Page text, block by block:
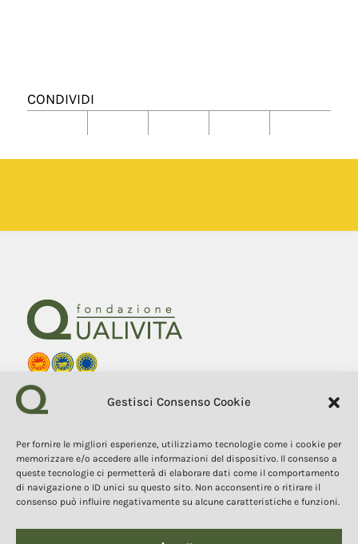
Gestisci Consenso Cookie
Per fornire le migliori esperienze, utilizziamo tecnologie come i cookie per
memorizzare e/o accedere alle informazioni del dispositivo. Il consenso a
queste tecnologie ci permetterà di elaborare dati come il comportamento
di navigazione o ID unici su questo sito. Non acconsentire o ritirare il
consenso può influire negativamente su alcune caratteristiche e funzioni.
CONDIVIDI
Fondazione Qualivita
Sede Via Fontebranda 69
COPYRIGHT 2025
I contenuti, i testi e le immagini di questo sito web sono di
proprietà della Fondazione Qualivita e sono protetti dal diritto
d’autore e dalla normativa sulla proprietà intellettuale. È vietata la
qualsiasi forma, dei contenuti e delle immagini senza espressa